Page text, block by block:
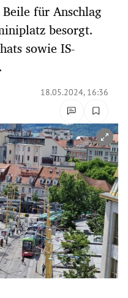
für Anschlag
besorgt.
sowie IS-
18.05.2024, 16:36